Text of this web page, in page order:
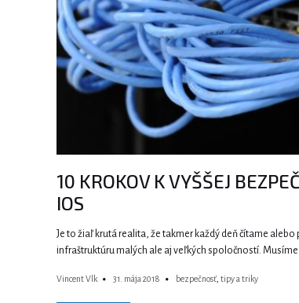
10 KROKOV K VYŠŠEJ
IOS
Je to žiaľ krutá realita, že takmer každý deň čítame alebo
infraštruktúru malých ale aj veľkých spoločností.
Vincent Vlk 31. mája 2018 bezpečnosť tipy a triky